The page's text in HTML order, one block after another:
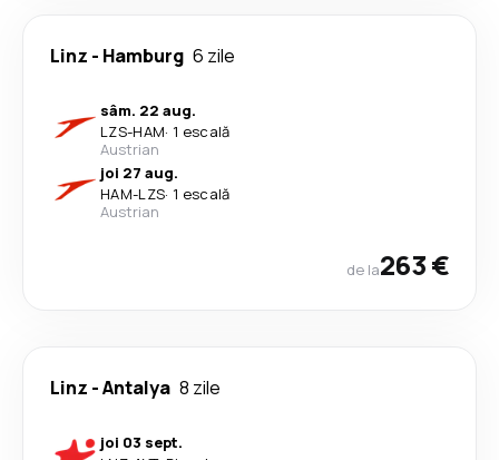
Linz - Hamburg 6 zile
sâm. 22 aug.
LZS-HAM· 1 escală
Austrian
joi 27 aug.
HAM-LZS· 1 escală
Austrian
de la263 €
Linz -Antalya 8 zile
joi 03 sept.